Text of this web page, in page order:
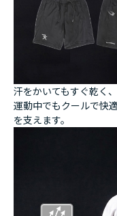
汗をかいてもすぐ乾く
運動中でもクールで快
を支えます。